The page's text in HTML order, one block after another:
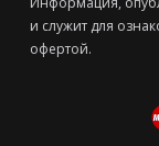
и служит для
офертой.